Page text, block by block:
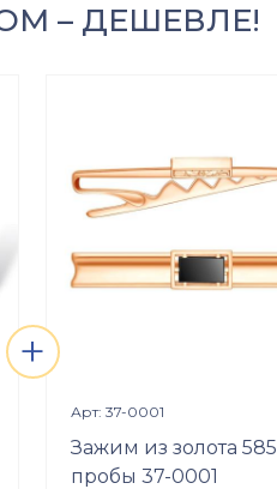
– ДЕШЕВЛЕ!
+
Арт: 37-0001
Зажим из золота 585
пробы 37-0001